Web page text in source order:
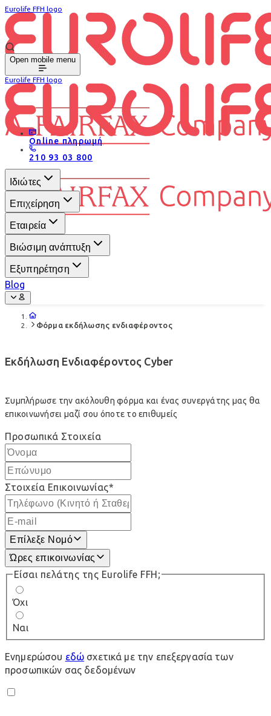
Eurolife FFH logo
Open mobile menu
Eurolife FFH logo
Online πληρωμή
210 93 03 800
Ιδιώτες
Επιχείρηση
Εταιρεία
Βιώσιμη ανάπτυξη
Εξυπηρέτηση
Blog
Φόρμα εκδήλωσης ενδιαφέροντος
Εκδήλωση Ενδιαφέροντος Cyber
Συμπλήρωσε την ακόλουθη φόρμα και ένας συνεργάτης μας θα
επικοινωνήσει μαζί σου όποτε το επιθυμείς
Προσωπικά Στοιχεία
Στοιχεία Επικοινωνίας*
Επίλεξε Νομό
Ώρες επικοινωνίας
Είσαι πελάτης της Eurolife FFH;
Όχι
Ναι
Ενημερώσου εδώ σχετικά με την επεξεργασία των
προσωπικών σας δεδομένων